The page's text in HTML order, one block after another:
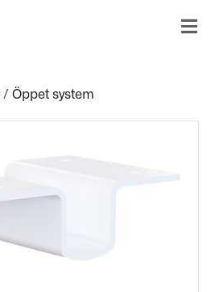
/ Öppet system